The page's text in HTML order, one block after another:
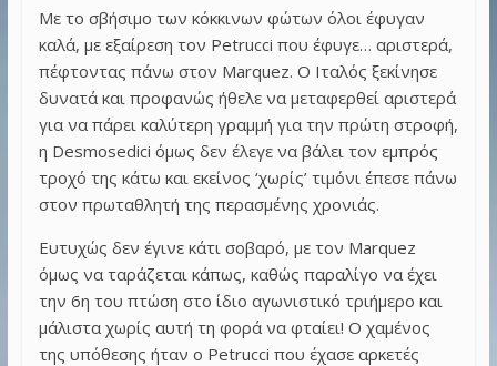
Με το σβήσιμο των κόκκινων φώτων όλοι έφυγαν
καλά, με εξαίρεση τον Petrucci που έφυγε… αριστερά,
πέφτοντας πάνω στον Marquez. Ο Ιταλός ξεκίνησε
δυνατά και προφανώς ήθελε να μεταφερθεί αριστερά
για να πάρει καλύτερη γραμμή για την πρώτη στροφή,
η Desmosedici όμως δεν έλεγε να βάλει τον εμπρός
τροχό της κάτω και εκείνος ‘χωρίς’ τιμόνι έπεσε πάνω
στον πρωταθλητή της περασμένης χρονιάς.
Ευτυχώς δεν έγινε κάτι σοβαρό, με τον Marquez
όμως να ταράζεται κάπως, καθώς παραλίγο να έχει
την 6η του πτώση στο ίδιο αγωνιστικό τριήμερο και
μάλιστα χωρίς αυτή τη φορά να φταίει! Ο χαμένος
της υπόθεσης ήταν ο Petrucci που έχασε αρκετές